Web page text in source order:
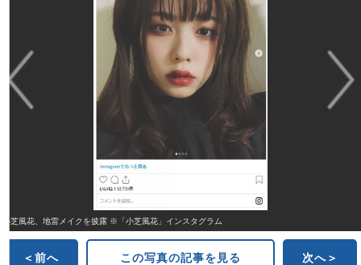
小芝風花、地雷メイクを披露 ※「小芝風花」インスタグラム
＜前へ この写真の記事を見る 次へ＞